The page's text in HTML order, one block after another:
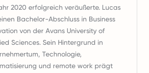
2020 erfolgreich veräußerte. Lucas
Bachelor-Abschluss in Business
von der Avans University of
Sciences. Sein Hintergrund in
Technologie,
und remote work prägt